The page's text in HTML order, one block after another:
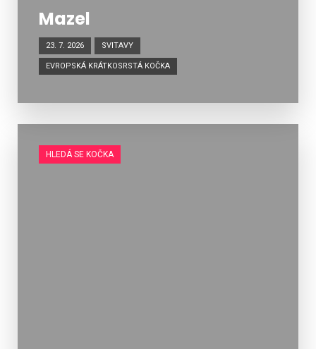
Mazel
23. 7. 2026 SVITAVY
EVROPSKÁ KRÁTKOSRSTÁ KOČKA
HLEDÁ SE KOČKA